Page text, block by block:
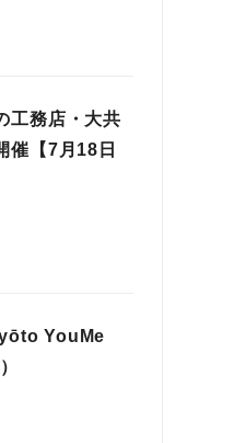
工務店・大共
催【7月18日
YouMe